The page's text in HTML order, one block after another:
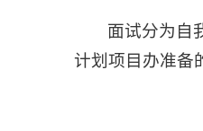
面试分为自
计划项目办准备